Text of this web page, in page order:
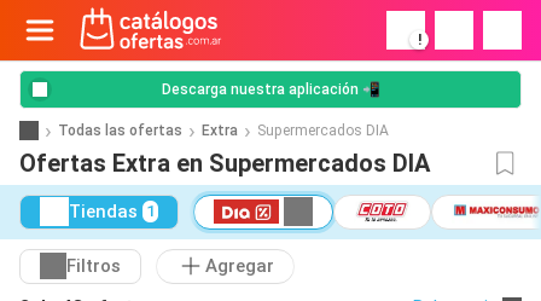
!
Descarga nuestra aplicación 📲
Todas las ofertas Extra Supermercados DIA
Ofertas Extra en Supermercados DIA
Tiendas 1
Filtros
Agregar